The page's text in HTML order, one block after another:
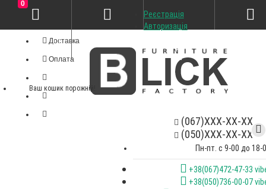
Доставка
Оплата
(067)XXX-XX-XX
(050)XXX-XX-XX
Пн-пт. с 9-00 до 18-
+38(067)472-47-33
+38(050)736-00-07
Реєстрація
Авторизація
0
Ваш кошик порожній!